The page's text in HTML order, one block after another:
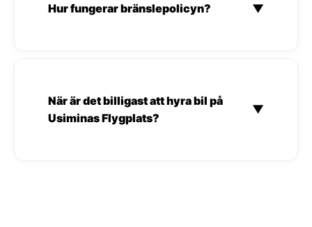
Hur fungerar bränslepolicyn? ▼
När är det billigast att hyra bil på
Usiminas Flygplats?
▼